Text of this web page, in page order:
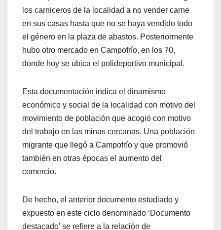
los carniceros de la localidad a no vender carne
en sus casas hasta que no se haya vendido todo
el género en la plaza de abastos. Posteriormente
hubo otro mercado en Campofrío, en los 70,
donde hoy se ubica el polideportivo municipal.
Esta documentación indica el dinamismo
económico y social de la localidad con motivo del
movimiento de población que acogió con motivo
del trabajo en las minas cercanas. Una población
migrante que llegó a Campofrío y que promovió
también en otras épocas el aumento del
comercio.
De hecho, el anterior documento estudiado y
expuesto en este ciclo denominado ‘Documento
destacado’ se refiere a la relación de